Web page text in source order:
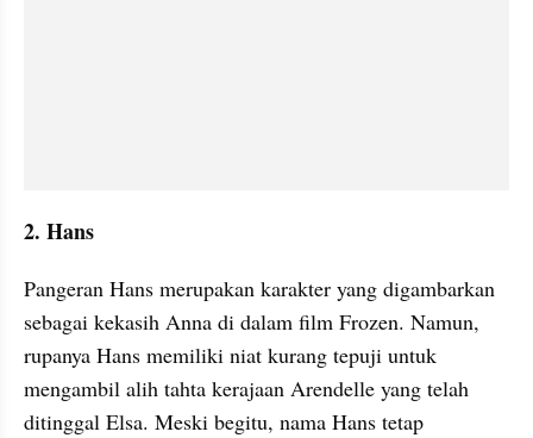
2. Hans
Pangeran Hans merupakan karakter yang digambarkan
sebagai kekasih Anna di dalam film Frozen. Namun,
rupanya Hans memiliki niat kurang tepuji untuk
mengambil alih tahta kerajaan Arendelle yang telah
ditinggal Elsa. Meski begitu, nama Hans tetap